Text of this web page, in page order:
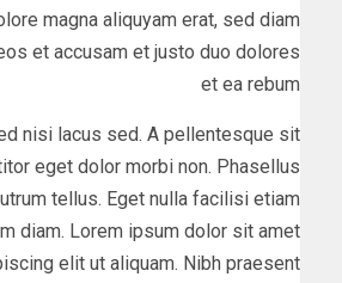
magna aliquyam erat, sed diam
et accusam et justo duo dolores
et ea rebum
nisi lacus sed. A pellentesque sit
eget dolor morbi non. Phasellus
tellus. Eget nulla facilisi etiam
diam. Lorem ipsum dolor sit amet
elit ut aliquam. Nibh praesent